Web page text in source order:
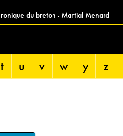
du breton - Martial Menard
t u v w y z